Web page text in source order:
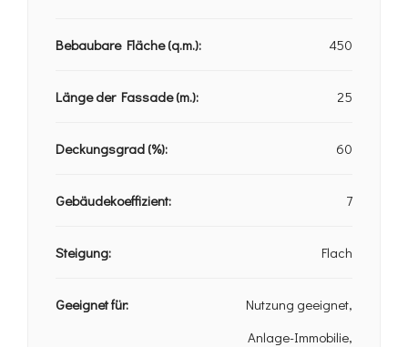
Bebaubare Fläche (q.m.): 450
Länge der Fassade (m.): 25
Deckungsgrad (%): 60
Gebäudekoeffizient: 7
Steigung: Flach
Geeignet für:
Nutzung geeignet,
Anlage-Immobilie,